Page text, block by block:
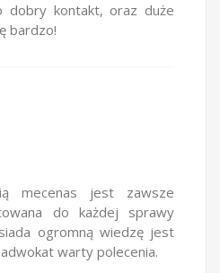
dobry kontakt, oraz duże
bardzo!
mecenas jest zawsze
do każdej sprawy
ogromną wiedzę jest
warty polecenia.